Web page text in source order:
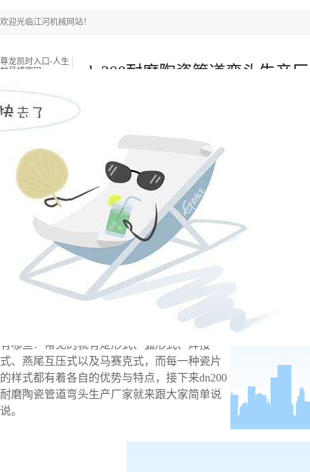
欢迎光临江河机械网站！
尊龙凯时入口-人生
就是博官网
dn200耐磨陶瓷管道弯头生产
尊龙凯时入口-人生就是博官网 耐磨陶瓷管
新闻中心 关于江河 联系江河
热门搜索关键词： 锅炉燃烧器 锅炉衬板采购 锅炉风帽
当前位置：尊龙凯时入口-人生就是博官网»新闻中心
来源：江苏江河机械 浏览：- 发布日期：
瓷片样式
有哪些？常见的就有矩形式、弧形式、焊接
式、燕尾互压式以及马赛克式，而每一种瓷片
的样式都有着各自的优势与特点，接下来dn200
耐磨陶瓷管道弯头生产厂家就来跟大家简单说
说。